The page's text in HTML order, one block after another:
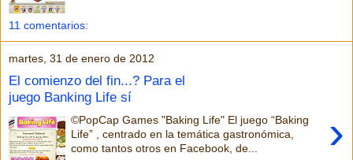
11 comentarios:
martes, 31 de enero de 2012
El comienzo del fin...? Para el
juego Banking Life sí
›
©PopCap Games "Baking Life" El juego “Baking
Life” , centrado en la temática gastronómica,
como tantos otros en Facebook, de...